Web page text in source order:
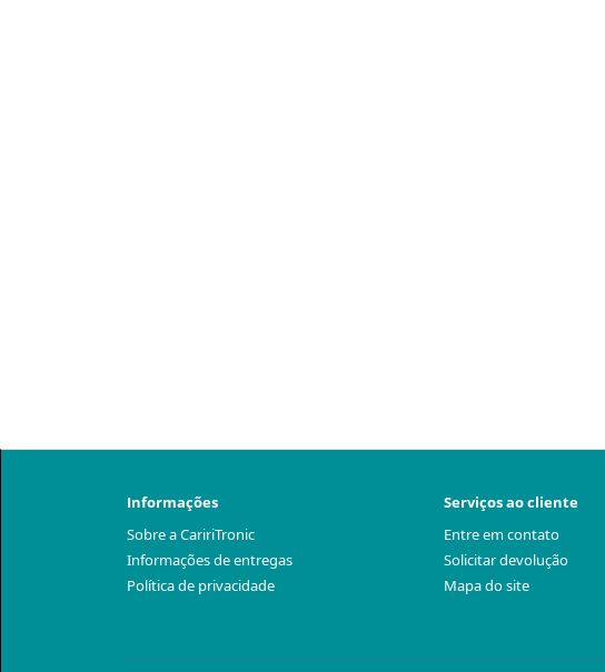
Informações
Sobre a CaririTronic
Informações de entregas
Política de privacidade
Serviços ao cliente
Entre em contato
Solicitar devolução
Mapa do site